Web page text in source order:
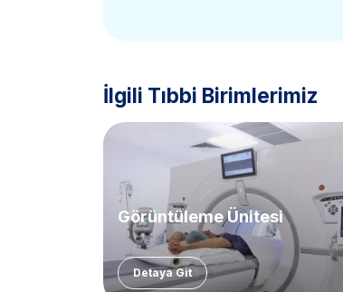
İlgili Tıbbi Birimlerimiz
Görüntüleme Ünitesi
Detaya Git